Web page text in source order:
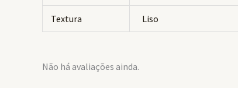
Textura Liso
Não há avaliações ainda.